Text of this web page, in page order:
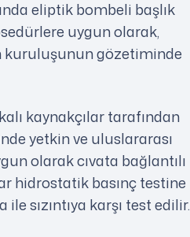
eliptik bombeli başlık
uygun olarak,
kuruluşunun gözetiminde
kaynakçılar tarafından
yetkin ve uluslararası
olarak cıvata bağlantılı
hidrostatik basınç testine
sızıntıya karşı test edilir.